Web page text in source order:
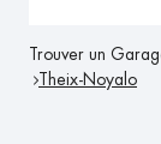
Trouver un
Theix-Noyalo